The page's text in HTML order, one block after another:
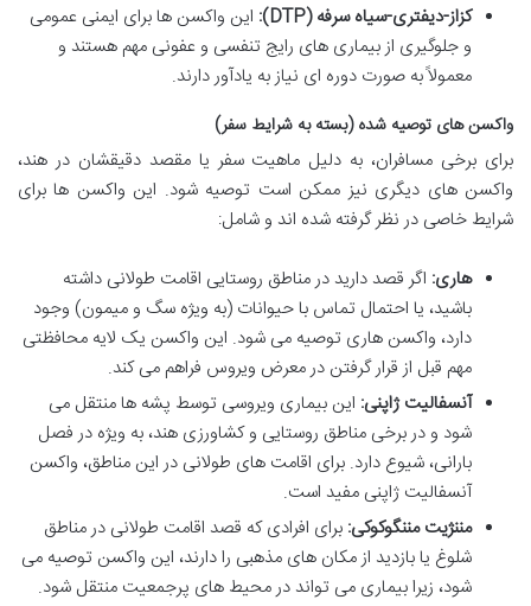
کزاز-دیفتری-سیاه سرفه (DTP):
این واکسن ها برای ایمنی عمومی
و جلوگیری از بیماری های رایج تنفسی و عفونی مهم هستند و
معمولاً به صورت دوره ای نیاز به یادآور دارند.
واکسن های توصیه شده (بسته به شرایط سفر)
برای برخی مسافران، به دلیل ماهیت سفر یا مقصد دقیقشان در هند،
واکسن های دیگری نیز ممکن است توصیه شود. این واکسن ها برای
شرایط خاصی در نظر گرفته شده اند و شامل:
هاری: اگر قصد دارید در مناطق روستایی اقامت طولانی داشته
باشید، یا احتمال تماس با حیوانات (به ویژه سگ و میمون) وجود
دارد، واکسن هاری توصیه می شود. این واکسن یک لایه محافظتی
مهم قبل از قرار گرفتن در معرض ویروس فراهم می کند.
آنسفالیت ژاپنی: این بیماری ویروسی توسط پشه ها منتقل می
شود و در برخی مناطق روستایی و کشاورزی هند، به ویژه در فصل
بارانی، شیوع دارد. برای اقامت های طولانی در این مناطق، واکسن
آنسفالیت ژاپنی مفید است.
مننژیت مننگوکوکی: برای افرادی که قصد اقامت طولانی در مناطق
شلوغ یا بازدید از مکان های مذهبی را دارند، این واکسن توصیه می
شود، زیرا بیماری می تواند در محیط های پرجمعیت منتقل شود.